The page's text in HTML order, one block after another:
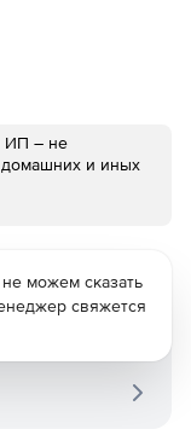
ИП – не
и иных
можем сказать
свяжется